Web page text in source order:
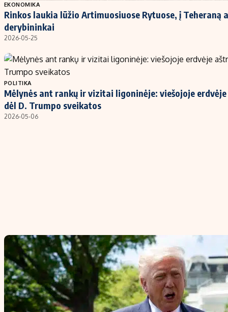
EKONOMIKA
Rinkos laukia lūžio Artimuosiuose Rytuose, į Teheraną
derybininkai
2026-05-25
POLITIKA
Mėlynės ant rankų ir vizitai ligoninėje: viešojoje
dėl D. Trumpo sveikatos
2026-05-06